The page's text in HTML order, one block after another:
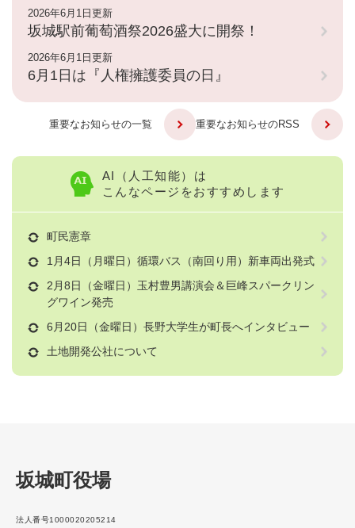
2026年6月1日更新
坂城駅前葡萄酒祭2026盛大に開祭！
2026年6月1日更新
6月1日は『人権擁護委員の日』
重要なお知らせの一覧 重要なお知らせのRSS
AI（人工知能）は
こんなページをおすすめします
町民憲章
1月4日（月曜日）循環バス（南回り用）新車両出発式
2月8日（金曜日）玉村豊男講演会＆巨峰スパークリン
グワイン発売
6月20日（金曜日）長野大学生が町長へインタビュー
土地開発公社について
坂城町役場
法人番号1000020205214